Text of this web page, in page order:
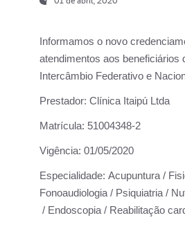
Informamos o novo
atendimentos aos beneficiários
Intercâmbio Federativo e
Prestador: Clínica Itaipú Ltda
Matrícula: 51004348-2
Vigência: 01/05/2020
Especialidade: Acupuntura /
Fonoaudiologia / Psiquiatria /
/ Endoscopia / Reabilitação